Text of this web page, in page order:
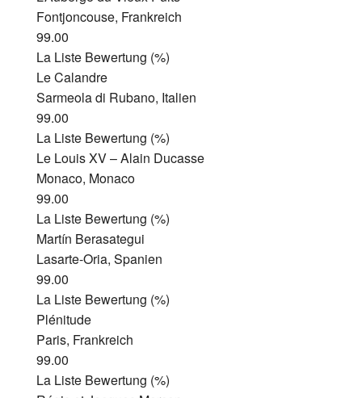
Fontjoncouse, Frankreich
99.00
La Liste Bewertung (%)
Le Calandre
Sarmeola di Rubano, Italien
99.00
La Liste Bewertung (%)
Le Louis XV – Alain Ducasse
Monaco, Monaco
99.00
La Liste Bewertung (%)
Martín Berasategui
Lasarte-Oria, Spanien
99.00
La Liste Bewertung (%)
Plénitude
Paris, Frankreich
99.00
La Liste Bewertung (%)